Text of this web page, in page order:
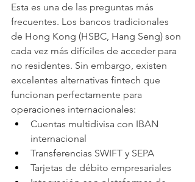
Esta es una de las preguntas más
frecuentes. Los bancos tradicionales
de Hong Kong (HSBC, Hang Seng) son
cada vez más difíciles de acceder para
no residentes. Sin embargo, existen
excelentes alternativas fintech que
funcionan perfectamente para
operaciones internacionales:
Cuentas multidivisa con IBAN
internacional
Transferencias SWIFT y SEPA
Tarjetas de débito empresariales